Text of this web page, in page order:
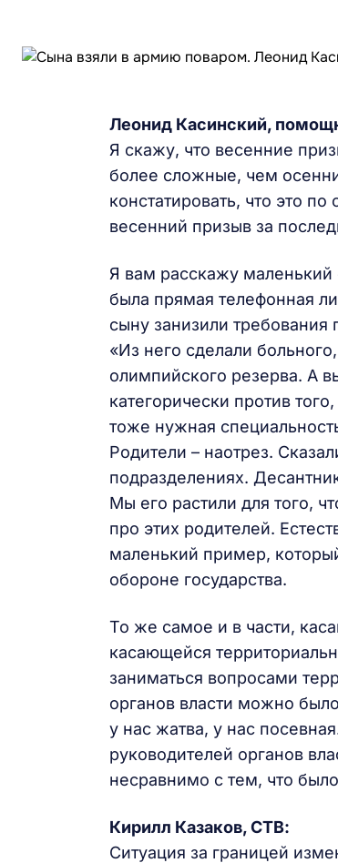
Леонид Касинский,
Я скажу, что весенние
более сложные, чем
констатировать, что это
весенний призыв за
Я вам расскажу маленький
была прямая телефонная
сыну занизили требования
«Из него сделали
олимпийского резерва. А
категорически против
тоже нужная
Родители – наотрез.
подразделениях.
Мы его растили для того,
про этих родителей.
маленький пример,
обороне государства.
То же самое и в части,
касающейся
заниматься вопросами
органов власти можно
у нас жатва, у нас
руководителей органов
несравнимо с тем, что
Кирилл Казаков, СТВ:
Ситуация за границей